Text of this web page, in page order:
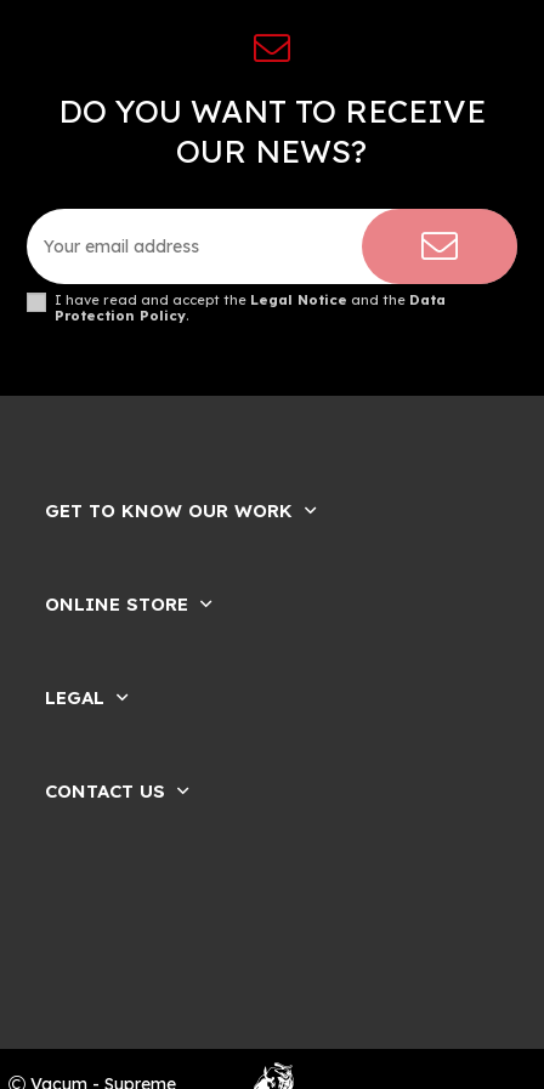
DO YOU WANT TO RECEIVE
OUR NEWS?
I have read and accept the Legal Notice and the Data
Protection Policy.
GET TO KNOW OUR WORK
ONLINE STORE
LEGAL
CONTACT US
Vacum - Supreme